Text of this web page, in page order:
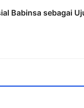
Babinsa sebagai